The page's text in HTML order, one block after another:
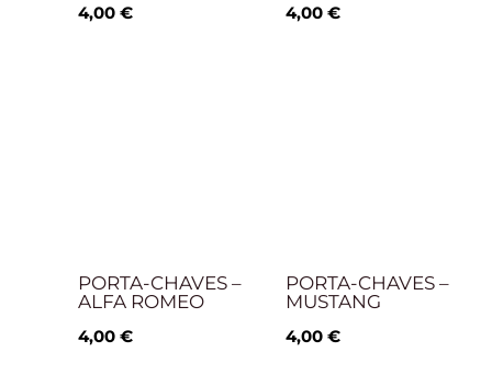
4,00 € 4,00 €
PORTA-CHAVES –
ALFA ROMEO
4,00 €
PORTA-CHAVES –
MUSTANG
4,00 €